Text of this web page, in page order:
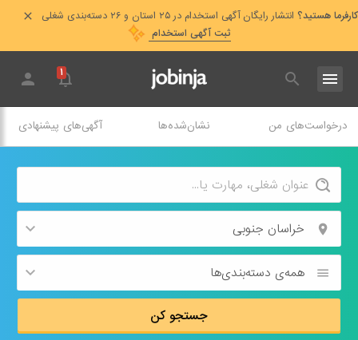
کارفرما هستید؟ انتشار رایگان آگهی استخدام در ۲۵ استان و ۲۶ دسته‌بندی شغلی
ثبت آگهی استخدام
۱
درخواست‌های من نشان‌شده‌ها آگهی‌های پیشنهادی
خراسان جنوبی
همه‌ی دسته‌بندی‌ها
جستجو کن